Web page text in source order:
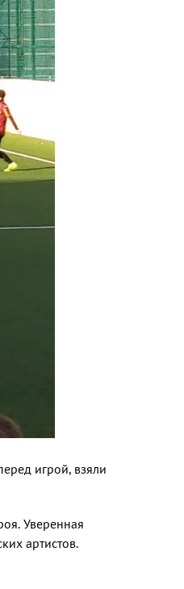
игрой, взяли
Уверенная
артистов.